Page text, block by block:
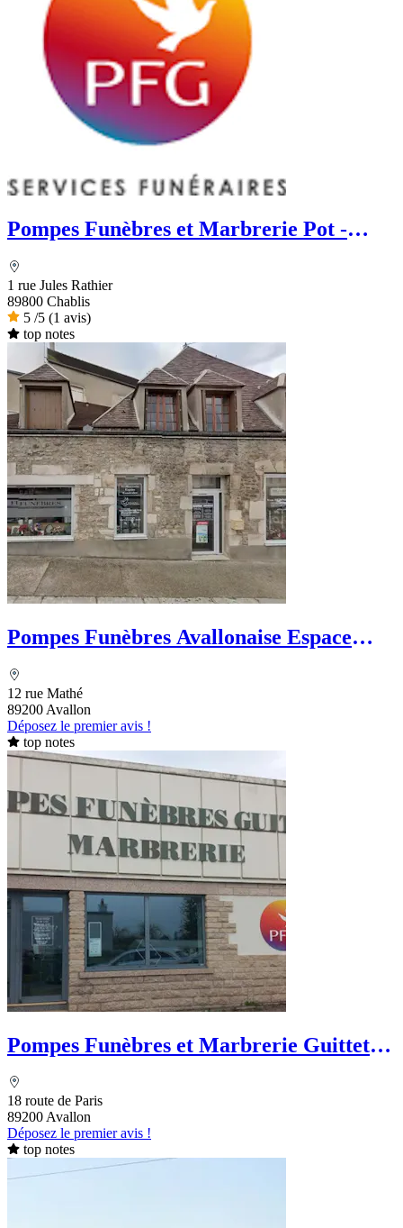
Pompes Funèbres et Marbrerie Pot -
1 rue Jules Rathier
89800 Chablis
5 /5 (1 avis)
top notes
Pompes Funèbres Avallonaise Espace
12 rue Mathé
89200 Avallon
Déposez le premier avis !
top notes
Pompes Funèbres et Marbrerie Guittet -
18 route de Paris
89200 Avallon
Déposez le premier avis !
top notes